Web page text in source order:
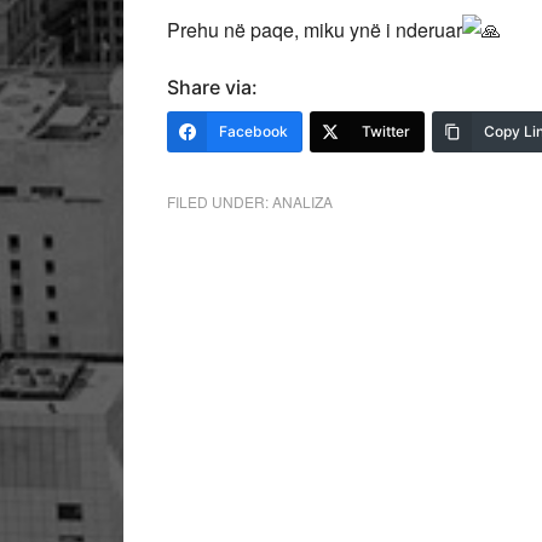
Prehu në paqe, miku ynë i nderuar
Share via:
Facebook Twitter Copy
FILED UNDER:ANALIZA